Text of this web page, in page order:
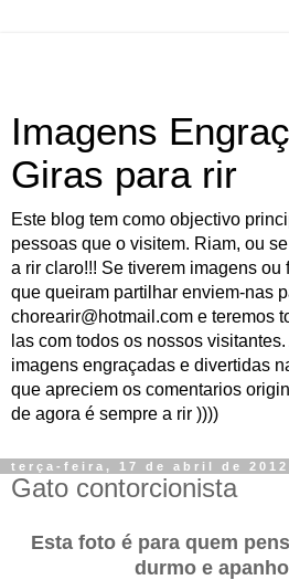
Imagens
Giras para rir
Este blog tem como objectivo
pessoas que o visitem. Riam, ou
a rir claro!!! Se tiverem imagens ou
que queiram partilhar enviem-nas
chorearir@hotmail.com e teremos
las com todos os nossos
imagens engraçadas e divertidas
que apreciem os comentarios
de agora é sempre a rir ))))
terça-feira, 17 de abril de 2012
Gato contorcionista
Esta foto é para quem
durmo e